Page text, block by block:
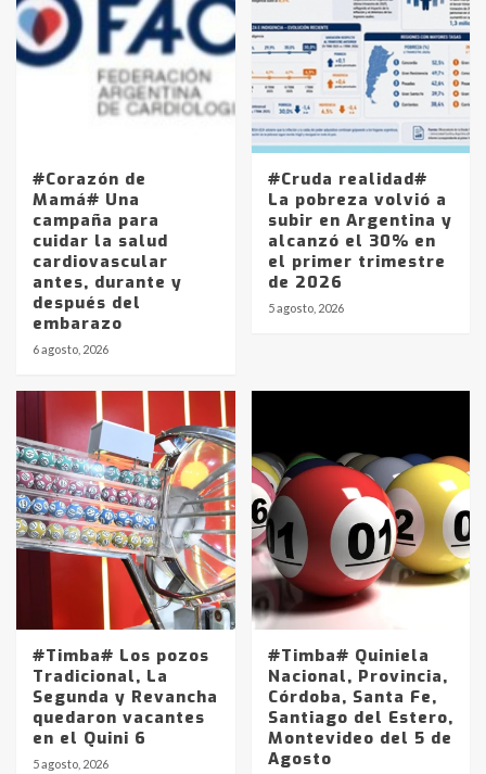
#Corazón de
Mamá# Una
campaña para
cuidar la salud
cardiovascular
antes, durante y
después del
embarazo
6 agosto, 2026
#Cruda realidad#
La pobreza volvió a
subir en Argentina y
alcanzó el 30% en
el primer trimestre
de 2026
5 agosto, 2026
#Timba# Los pozos
Tradicional, La
Segunda y Revancha
quedaron vacantes
en el Quini 6
5 agosto, 2026
#Timba# Quiniela
Nacional, Provincia,
Córdoba, Santa Fe,
Santiago del Estero,
Montevideo del 5 de
Agosto